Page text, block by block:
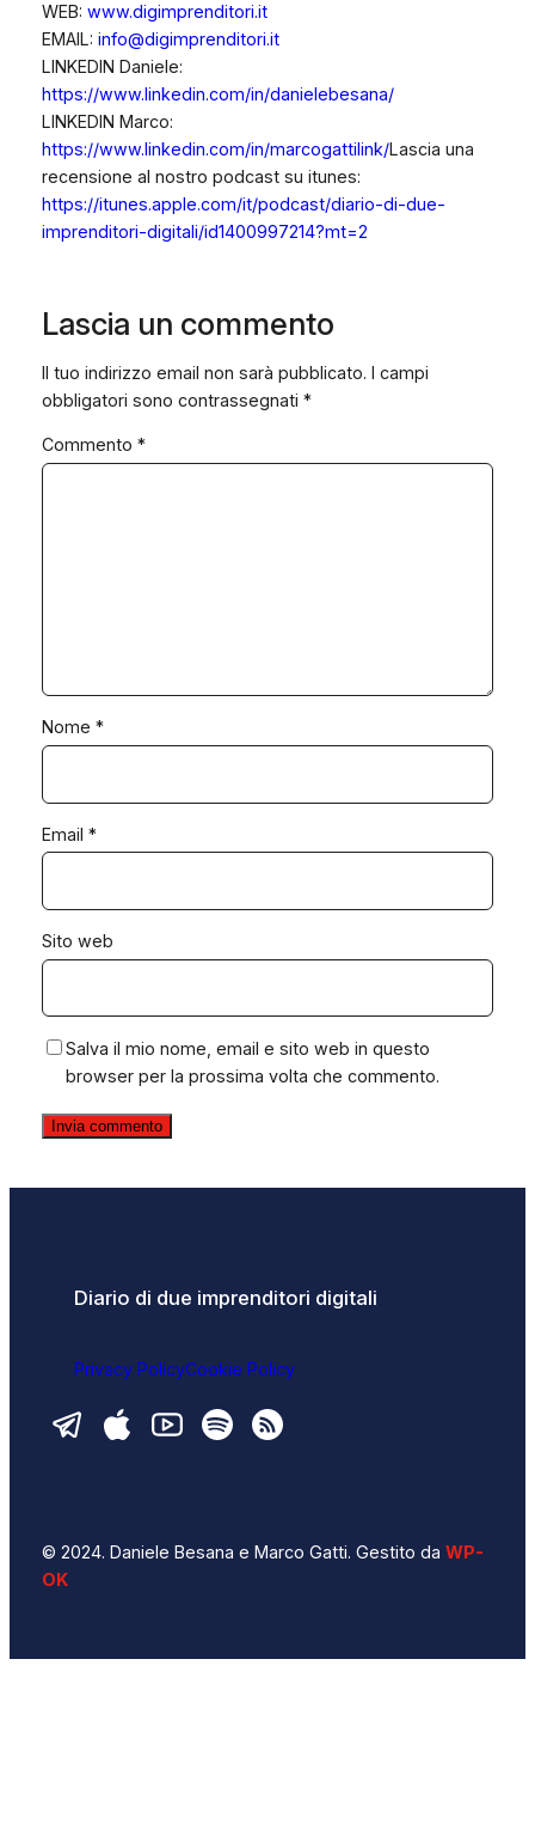
WEB: www.digimprenditori.it
EMAIL: info@digimprenditori.it
LINKEDIN Daniele:
https://www.linkedin.com/in/danielebesana/
LINKEDIN Marco:
https://www.linkedin.com/in/marcogattilink/Lascia una
recensione al nostro podcast su itunes:
https://itunes.apple.com/it/podcast/diario-di-due-
imprenditori-digitali/id1400997214?mt=2
Lascia un commento
Il tuo indirizzo email non sarà pubblicato. I campi
obbligatori sono contrassegnati *
Commento *
Nome *
Email *
Sito web
Salva il mio nome, email e sito web in questo
browser per la prossima volta che commento.
Diario di due imprenditori digitali
Privacy PolicyCookie Policy
© 2024. Daniele Besana e Marco Gatti. Gestito da WP-
OK